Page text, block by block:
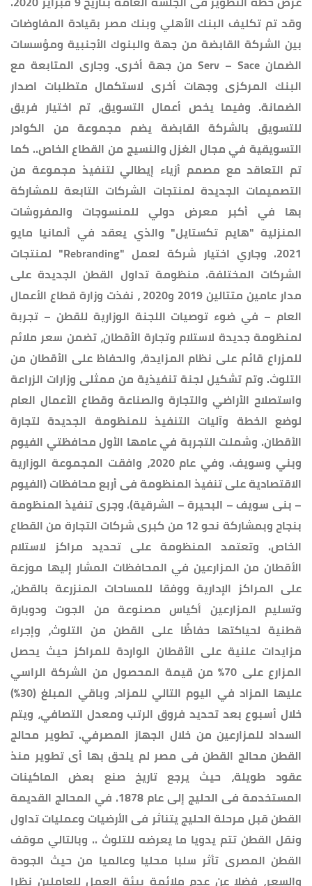
وقد تم تكليف البنك الأهلي وبنك مصر بقيادة المفاوضات
بين الشركة القابضة من جهة والبنوك الأجنبية ومؤسسات
الضمان Serv – Sace من جهة أخرى. وجارى المتابعة مع
البنك المركزى وجهات أخرى لاستكمال متطلبات اصدار
الضمانة. وفيما يخص أعمال التسويق، تم اختيار فريق
للتسويق بالشركة القابضة يضم مجموعة من الكوادر
التسويقية في مجال الغزل والنسيج من القطاع الخاص.. كما
تم التعاقد مع مصمم أزياء إيطالي لتنفيذ مجموعة من
التصميمات الجديدة لمنتجات الشركات التابعة للمشاركة
بها في أكبر معرض دولي للمنسوجات والمفروشات
المنزلية "هايم تكستايل" والذي يعقد في ألمانيا مايو
2021. وجاري اختيار شركة لعمل "Rebranding" لمنتجات
الشركات المختلفة. منظومة تداول القطن الجديدة على
مدار عامين متتالين 2019 و2020 ، نفذت وزارة قطاع الأعمال
العام – في ضوء توصيات اللجنة الوزارية للقطن – تجربة
لمنظومة جديدة لاستلام وتجارة الأقطان، تضمن سعر ملائم
للمزراع قائم على نظام المزايدة، والحفاظ على الأقطان من
التلوث. وتم تشكيل لجنة تنفيذية من ممثلى وزارات الزراعة
واستصلاح الأراضي والتجارة والصناعة وقطاع الأعمال العام
لوضع الخطة وآليات التنفيذ للمنظومة الجديدة لتجارة
الأقطان. وشملت التجربة في عامها الأول محافظتي الفيوم
وبني وسويف. وفي عام 2020، وافقت المجموعة الوزارية
الاقتصادية على تنفيذ المنظومة فى أربع محافظات (الفيوم
– بنى سويف – البحيرة – الشرقية). وجرى تنفيذ المنظومة
بنجاح وبمشاركة نحو 12 من كبرى شركات التجارة من القطاع
الخاص. وتعتمد المنظومة على تحديد مراكز لاستلام
الأقطان من المزارعين في المحافظات المشار إليها موزعة
على المراكز الإدارية ووفقا للمساحات المنزرعة بالقطن،
وتسليم المزارعين أكياس مصنوعة من الجوت ودوبارة
قطنية لحياكتها حفاظًا على القطن من التلوث، وإجراء
مزايدات علنية على الأقطان الواردة للمراكز حيث يحصل
المزارع على 70% من قيمة المحصول من الشركة الراسي
عليها المزاد في اليوم التالي للمزاد، وباقي المبلغ (30%)
خلال أسبوع بعد تحديد فروق الرتب ومعدل التصافي، ويتم
السداد للمزارعين من خلال الجهاز المصرفي. تطوير محالج
القطن محالج القطن فى مصر لم يلحق بها أى تطوير منذ
عقود طويلة، حيث يرجع تاريخ صنع بعض الماكينات
المستخدمة فى الحليج إلى عام 1878. في المحالج القديمة
القطن قبل مرحلة الحليج يتناثر فى الأرضيات وعمليات تداول
ونقل القطن تتم يدويا ما يعرضه للتلوث .. وبالتالي موقف
القطن المصرى تأثر سلبا محليا وعالميا من حيث الجودة
والسعر، فضلا عن عدم ملائمة بيئة العمل للعاملين نظرا